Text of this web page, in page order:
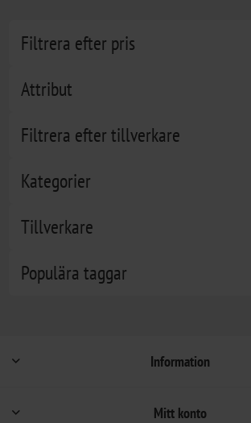
Filtrera efter pris
Attribut
Filtrera efter tillverkare
Kategorier
Tillverkare
Populära taggar
Information
Mitt konto